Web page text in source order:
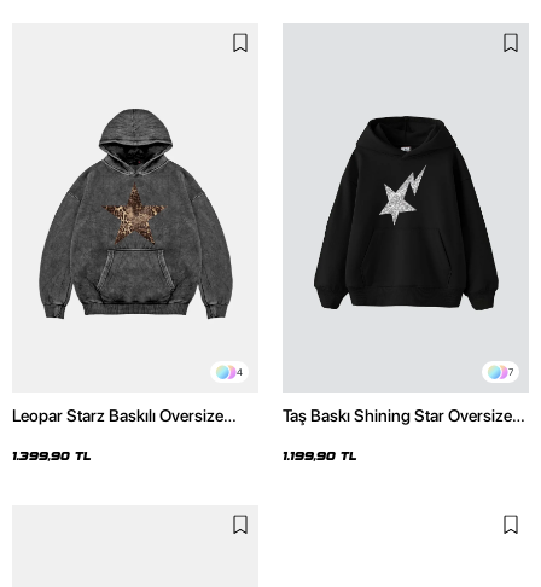
4
Leopar Starz Baskılı Oversize
Hoodie
1.399,90 TL
7
Taş Baskı Shining Star Oversize
1.199,90 TL